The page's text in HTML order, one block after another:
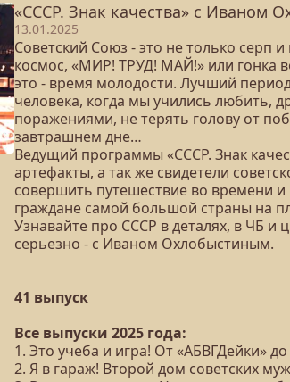
«СССР. Знак качества» с Иваном
13.01.2025
Советский Союз - это не только серп
космос, «МИР! ТРУД! МАЙ!» или гонка
это - время молодости. Лучший
человека, когда мы учились любить,
поражениями, не терять голову от
завтрашнем дне…
Ведущий программы «СССР. Знак
артефакты, а так же свидетели
совершить путешествие во времени
граждане самой большой страны на
Узнавайте про СССР в деталях, в ЧБ и
серьезно - с Иваном Охлобыстиным.
41 выпуск
Все выпуски 2025 года:
1. Это учеба и игра! От «АБВГДейки»
2. Я в гараж! Второй дом советских